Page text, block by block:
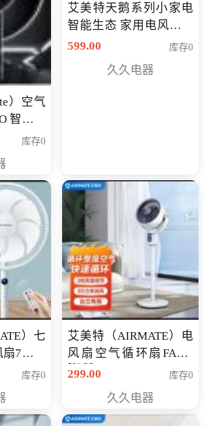
）空气
智能全
子旗舰
库存0
艾美特天鹅系列小家电
智能生态 家用电风扇直
流变频节能轻音空气循
鹅，白天鹅智能)
599.00 库存0
久久电器
）七
7档风
立式落
CS35-
库存0
艾美特（AIRMATE）电
风扇空气循环扇FA18-
X168
299.00 库存0
久久电器